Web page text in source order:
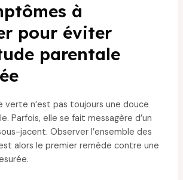
à
pour éviter
parentale
verte n’est pas toujours une douce
Parfois, elle se fait messagère d’un
jacent. Observer l’ensemble des
alors le premier remède contre une